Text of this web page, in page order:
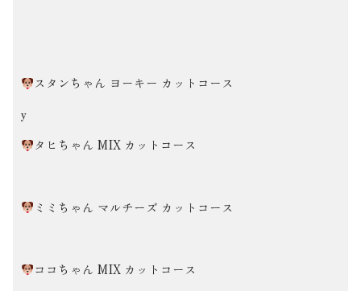
スタンちゃん ヨーキー カットコース
y
タヒちゃん MIX カットコース
ミミちゃん マルチーズ カットコース
ココちゃん MIX カットコース